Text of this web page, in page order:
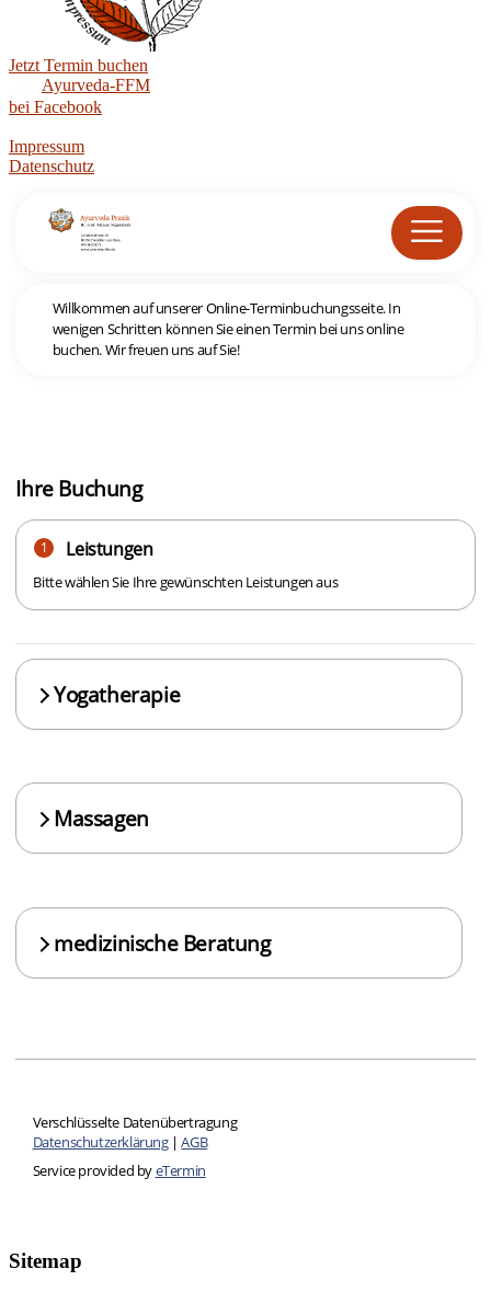
Jetzt Termin buchen
Ayurveda-FFM
bei Facebook
Impressum
Datenschutz
Sitemap